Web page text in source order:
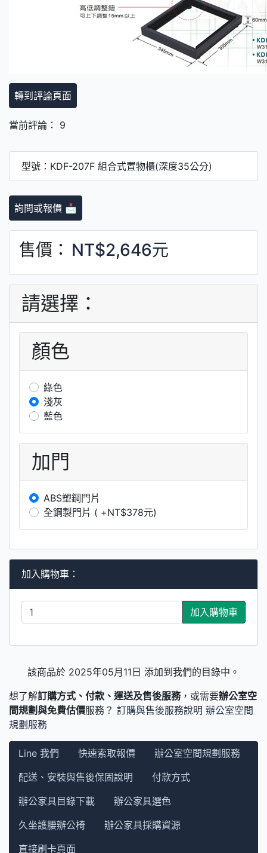
轉到評論頁面
當前評論： 9
型號：KDF-207F 組合式置物櫃(深度35公分)
詢問或報價 📩
售價： NT$2,646元
請選擇：
顏色
綠色
淺灰
藍色
加門
ABS塑鋼門片
全鋼製門片 ( +NT$378元)
加入購物車：
加入購物車
該商品於 2025年05月11日 添加到我們的目錄中。
想了解訂購方式、付款、運送及售後服務，或需要辦公室空
間規劃與免費估價服務？ 訂購與售後服務說明 辦公室空間
規劃服務
Line 我們 快速索取報價
辦公室空間規劃服務
配送、安裝與售後保固說明
付款方式
辦公家具目錄下載
辦公家具選色
久坐護腰辦公椅
辦公家具採購資源
直接刷卡頁面